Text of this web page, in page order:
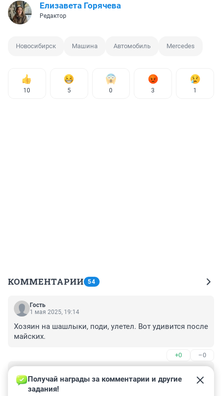
Елизавета Горячева
Редактор
Новосибирск Машина Автомобиль Mercedes
10 5 0 3 1
КОММЕНТАРИИ 54
Гость
1 мая 2025, 19:14
Хозяин на шашлыки, поди, улетел. Вот удивится после
майских.
+0 –0
29 апреля 2025, 18:03
не понял - почему эту бевредную машину увезут, а
Получай награды за комментарии и другие
задания!